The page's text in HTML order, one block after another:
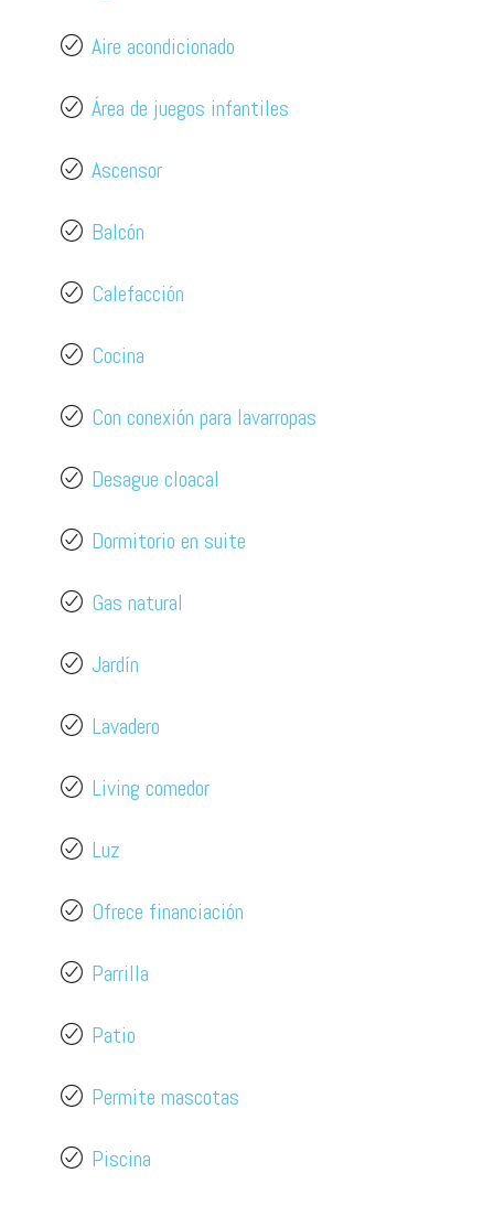
Aire acondicionado
Área de juegos infantiles
Ascensor
Balcón
Calefacción
Cocina
Con conexión para lavarropas
Desague cloacal
Dormitorio en suite
Gas natural
Jardín
Lavadero
Living comedor
Luz
Ofrece financiación
Parrilla
Patio
Permite mascotas
Piscina